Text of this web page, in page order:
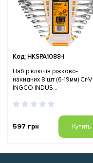
Код: HKSPA1088-I
Набір ключів ріжково-
накидних 8 шт (6-19мм) Cr-V
INGCO INDUS...
597 грн Купить